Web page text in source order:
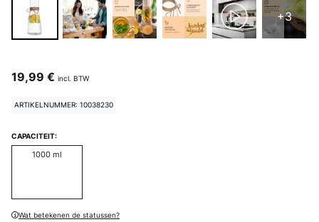
+3
19,99 € incl. BTW
ARTIKELNUMMER: 10038230
CAPACITEIT:
1000 ml
Wat betekenen de statussen?